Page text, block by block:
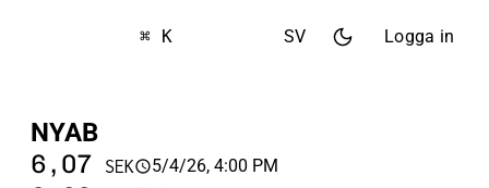
⌘ K SV Logga in
NYAB
6,07 SEK 5/4/26, 4:00 PM